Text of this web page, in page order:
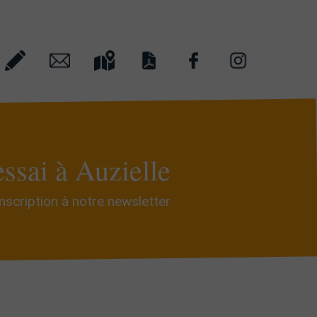
à Auzielle
à notre newsletter